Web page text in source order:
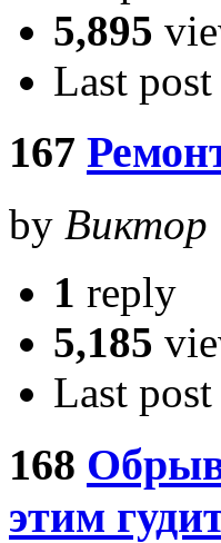
5,895
Last post
167
by Виктор
1 reply
5,185
Last post
168
этим